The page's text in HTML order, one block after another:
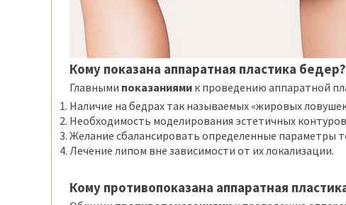
Кому показана аппаратная пластика бедер?
Главными показаниями к проведению аппаратной
Наличие на бедрах так называемых «жировых
Необходимость моделирования эстетичных
Желание сбалансировать определенные параметры
Лечение липом вне зависимости от их локализации.
Кому противопоказана аппаратная